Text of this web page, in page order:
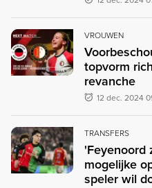
VROUWEN
topvorm
revanche
12 dec. 2024
TRANSFERS
'Feyenoord
mogelijke
speler wil